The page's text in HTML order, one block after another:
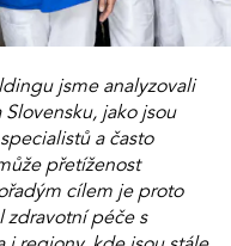
jsme analyzovali
jako jsou
a často
přetíženost
cílem je proto
péče s